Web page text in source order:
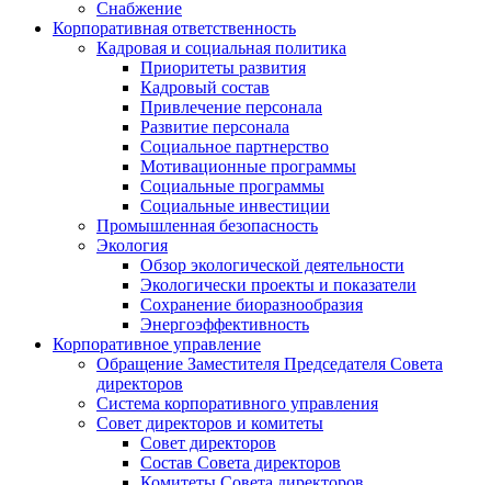
Снабжение
Корпоративная ответственность
Кадровая и социальная политика
Приоритеты развития
Кадровый состав
Привлечение персонала
Развитие персонала
Социальное партнерство
Мотивационные программы
Социальные программы
Социальные инвестиции
Промышленная безопасность
Экология
Обзор экологической деятельности
Экологически проекты и показатели
Сохранение биоразнообразия
Энергоэффективность
Корпоративное управление
Обращение Заместителя Председателя Совета
директоров
Система корпоративного управления
Совет директоров и комитеты
Совет директоров
Состав Совета директоров